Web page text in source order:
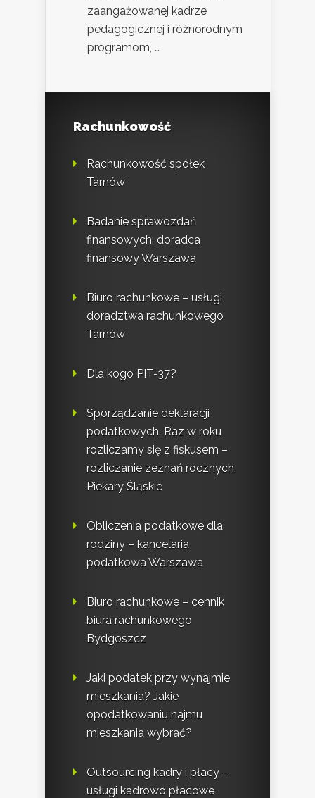
zaangażowanej kadrze
pedagogicznej i różnorodnym
programom, …
Rachunkowość
Rachunkowość spółek
Tarnów
Badanie sprawozdań
finansowych: doradca
finansowy Warszawa
Biuro rachunkowe – usługi
doradztwa rachunkowego
Tarnów
Dla kogo PIT-37?
Sporządzanie deklaracji
podatkowych. Raz w roku
rozliczamy się z fiskusem –
rozliczanie zeznań rocznych
Piekary Śląskie
Obliczenia podatkowe dla
rodziny – kancelaria
podatkowa Warszawa
Biuro rachunkowe – cennik
biura rachunkowego
Bydgoszcz
Jaki podatek przy wynajmie
mieszkania? Jakie
opodatkowaniu najmu
mieszkania wybrać?
Outsourcing kadry i płacy –
usługi kadrowo płacowe